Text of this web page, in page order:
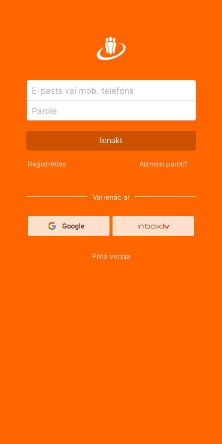
E-pasts vai mob. telefons
Parole
Ienākt
Reģistrēties Aizmirsi paroli?
Vai ienāc ar
Pilnā versija